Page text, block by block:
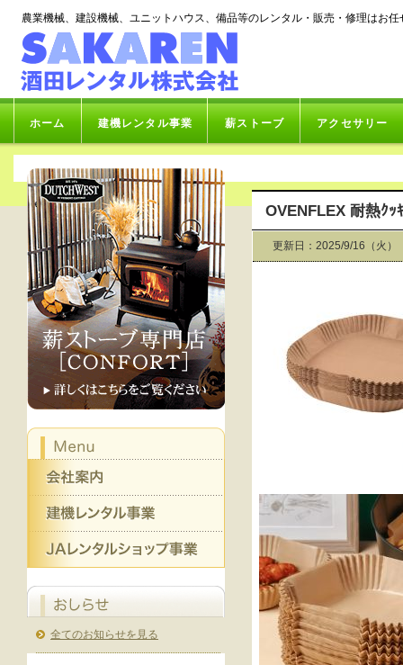
農業機械、建設機械、ユニットハウス、備品等のレンタル・販売・修理はお任
ホーム 建機レンタル事業 薪ストーブ アクセサリー
全てのお知らせを見る
OVENFLEX 耐熱ｸｯ
更新日：2025/9/16（火）